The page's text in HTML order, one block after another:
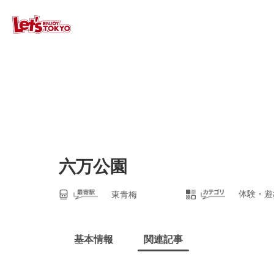
六万公園
東青梅 体験・
基本情報 関連記事